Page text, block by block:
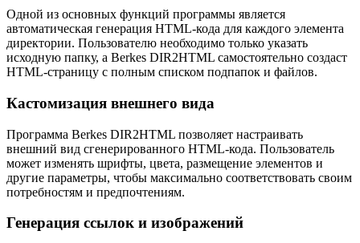
Одной из основных функций программы является
автоматическая генерация HTML-кода для каждого элемента
директории. Пользователю необходимо только указать
исходную папку, а Berkes DIR2HTML самостоятельно создаст
HTML-страницу с полным списком подпапок и файлов.
Кастомизация внешнего вида
Программа Berkes DIR2HTML позволяет настраивать
внешний вид сгенерированного HTML-кода. Пользователь
может изменять шрифты, цвета, размещение элементов и
другие параметры, чтобы максимально соответствовать своим
потребностям и предпочтениям.
Генерация ссылок и изображений